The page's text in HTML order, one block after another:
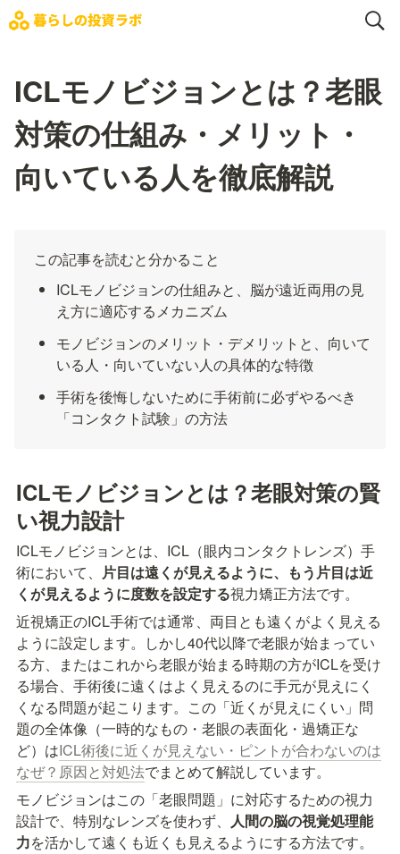
ICLモノビジョンとは？老眼
対策の仕組み・メリット・
向いている人を徹底解説
この記事を読むと分かること
ICLモノビジョンの仕組みと、脳が遠近両用の見
え方に適応するメカニズム
モノビジョンのメリット・デメリットと、向いて
いる人・向いていない人の具体的な特徴
手術を後悔しないために手術前に必ずやるべき
「コンタクト試験」の方法
ICLモノビジョンとは？老眼対策の賢
い視力設計
ICLモノビジョンとは、ICL（眼内コンタクトレンズ）手
術において、 片目は遠くが見えるように、もう片目は近
くが見えるように度数を設定する視力矯正方法です。
近視矯正のICL手術では通常、両目とも遠くがよく見える
ように設定します。しかし40代以降で老眼が始まってい
る方、またはこれから老眼が始まる時期の方がICLを受け
る場合、手術後に遠くはよく見えるのに手元が見えにく
くなる問題が起こります。この「近くが見えにくい」問
題の全体像（一時的なもの・老眼の表面化・過矯正な
ど）はICL術後に近くが見えない・ピントが合わないのは
なぜ？原因と対処法でまとめて解説しています。
モノビジョンはこの「老眼問題」に対応するための視力
設計で、特別なレンズを使わず、 人間の脳の視覚処理能
力を活かして遠くも近くも見えるようにする方法です。